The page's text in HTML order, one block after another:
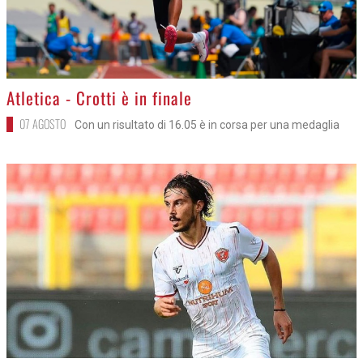
>
Atletica - Crotti è in finale
07 AGOSTO Con un risultato di 16.05 è in corsa per una medaglia